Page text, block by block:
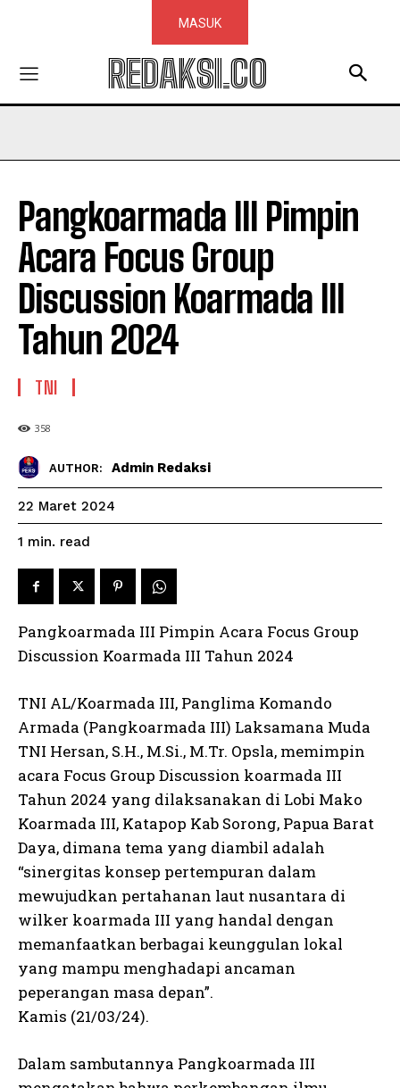
MASUK
REDAKSI.CO
Pangkoarmada III Pimpin
Acara Focus Group
Discussion Koarmada III
Tahun 2024
TNI
358
AUTHOR: Admin Redaksi
22 Maret 2024
1 min. read
Pangkoarmada III Pimpin Acara Focus Group
Discussion Koarmada III Tahun 2024
TNI AL/Koarmada III, Panglima Komando
Armada (Pangkoarmada III) Laksamana Muda
TNI Hersan, S.H., M.Si., M.Tr. Opsla, memimpin
acara Focus Group Discussion koarmada III
Tahun 2024 yang dilaksanakan di Lobi Mako
Koarmada III, Katapop Kab Sorong, Papua Barat
Daya, dimana tema yang diambil adalah
“sinergitas konsep pertempuran dalam
mewujudkan pertahanan laut nusantara di
wilker koarmada III yang handal dengan
memanfaatkan berbagai keunggulan lokal
yang mampu menghadapi ancaman
peperangan masa depan”.
Kamis (21/03/24).
Dalam sambutannya Pangkoarmada III